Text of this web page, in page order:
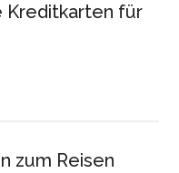
Kreditkarten für
zum Reisen